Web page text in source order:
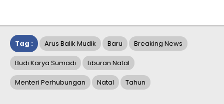
Tag : Arus Balik Mudik Baru Breaking News
Budi Karya Sumadi Liburan Natal
Menteri Perhubungan Natal Tahun